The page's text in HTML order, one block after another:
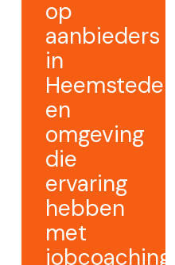
op
aanbieders
in
Heemstede
en
omgeving
die
ervaring
hebben
met
jobcoaching.